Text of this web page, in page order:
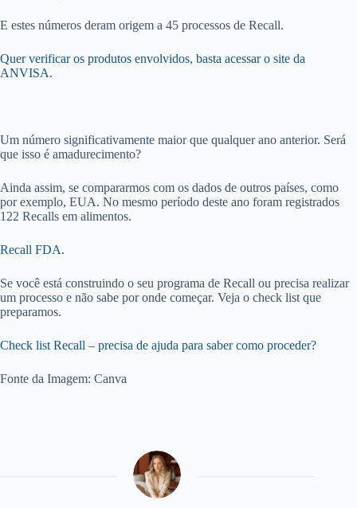
E estes números deram origem a 45 processos de Recall.
Quer verificar os produtos envolvidos, basta acessar o site da
ANVISA.
Um número significativamente maior que qualquer ano anterior. Será
que isso é amadurecimento?
Ainda assim, se compararmos com os dados de outros países, como
por exemplo, EUA. No mesmo período deste ano foram registrados
122 Recalls em alimentos.
Recall FDA.
Se você está construindo o seu programa de Recall ou precisa realizar
um processo e não sabe por onde começar. Veja o check list que
preparamos.
Check list Recall – precisa de ajuda para saber como proceder?
Fonte da Imagem: Canva